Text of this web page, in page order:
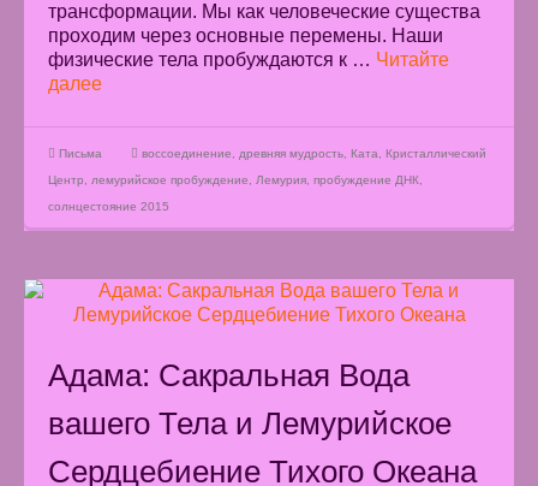
трансформации. Мы как человеческие существа
проходим через основные перемены. Наши
физические тела пробуждаются к … Читайте
далее
Письма воссоединение древняя мудрость Ката
Кристаллический
Центр
лемурийское пробуждение Лемурия пробуждение ДНК
солнцестояние 2015
Адама: Сакральная Вода
вашего Тела и Лемурийское
Сердцебиение Тихого Океана